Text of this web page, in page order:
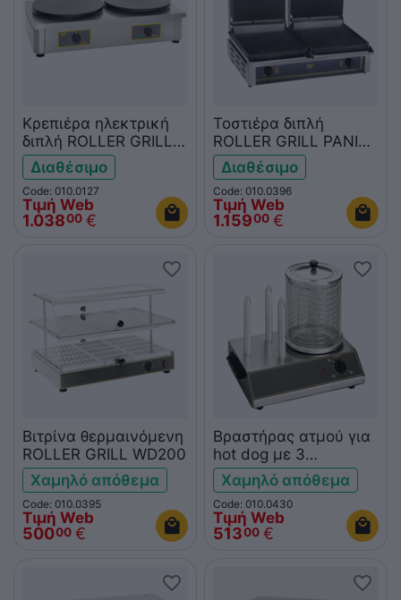
Κρεπιέρα ηλεκτρική
διπλή ROLLER GRILL
CDE400
Διαθέσιμο
Code: 010.0127
Τιμή Web
1.03800 €
Τοστιέρα διπλή
ROLLER GRILL PANINI
RΔιαθέσιμο
Code: 010.0396
Τιμή Web
1.15900 €
Βιτρίνα θερμαινόμενη
ROLLER GRILL WD200
Χαμηλό απόθεμα
Code: 010.0395
Τιμή Web
50000 €
Βραστήρας ατμού για
hot dog με 3
θερμοσωλήνες
ROLLER GRILL
Χαμηλό απόθεμα
Code: 010.0430
Τιμή Web
51300 €